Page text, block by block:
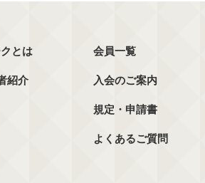
とは
紹介
会員一覧
入会のご案内
規定・申請書
よくあるご質問